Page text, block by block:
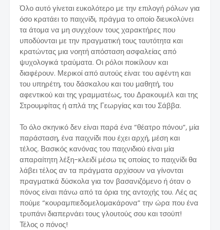
Όλο αυτό γίνεται ευκολότερο με την επιλογή ρόλων για
όσο κρατάει το παιχνίδι, πράγμα το οποίο διευκολύνει
τα άτομα να μη συγχέουν τους χαρακτήρες που
υποδύονται με την πραγματική τους ταυτότητα και
κρατώντας μια νοητή απόσταση ασφαλείας από
ψυχολογικά τραύματα. Οι ρόλοι ποικίλουν και
διαφέρουν. Μερικοί από αυτούς είναι: του αφέντη και
του υπηρέτη, του δάσκαλου και του μαθητή, του
αφεντικού και της γραμματέως, του Δρακουμέλ και της
Στρουμφίτας ή απλά της Γεωργίας και του Σάββα.
Το όλο σκηνικό δεν είναι παρά ένα “θέατρο πόνου“, μία
παράσταση, ένα παιχνίδι που έχει αρχή, μέση και
τέλος. Βασικός κανόνας του παιχνιδιού είναι μία
απαραίτητη λέξη-κλειδί μέσω τις οποίας το παιχνίδι θα
λάβει τέλος αν τα πράγματα αρχίσουν να γίνονται
πραγματικά δύσκολα για τον βασανιζόμενο ή όταν ο
πόνος είναι πάνω από τα όρια της αντοχής του. Λές ας
πούμε “κουραμπιεδομελομακάρονα” την ώρα που ένα
τρυπάνι διαπερνάει τους γλουτούς σου και τσούπ!
Τέλος ο πόνος!